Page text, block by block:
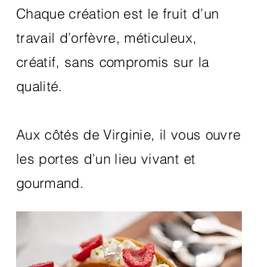
Chaque création est le fruit d’un
travail d’orfèvre, méticuleux,
créatif, sans compromis sur la
qualité.
Aux côtés de Virginie, il vous ouvre
les portes d’un lieu vivant et
gourmand.